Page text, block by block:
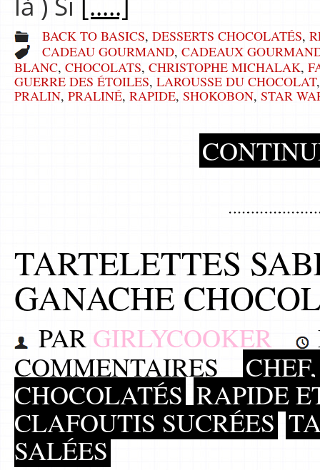
BACK TO BASICS, DESSERTS CHOCOLATÉS,
CADEAU GOURMAND, CADEAUX
BLANC, CHOCOLATS, CHRISTOPHE MICHALAK,
GUERRE DES ÉTOILES, LAROUSSE DU CHOCOLAT
PRALIN, PRALINÉ, RAPIDE, SHOKOBON, STAR
TARTELETTES
GANACHE
PAR GIRLYCOOKER
COMMENTAIRES
CHOCOLATÉS RAPIDE
CLAFOUTIS SUCRÉES
SALÉES